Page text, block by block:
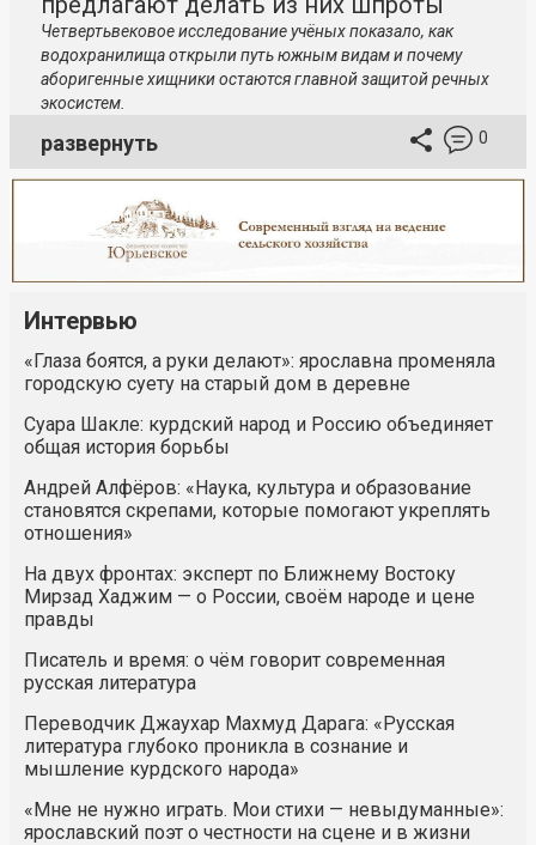
Четвертьвековое исследование учёных показало, как
водохранилища открыли путь южным видам и почему
аборигенные хищники остаются главной защитой речных
экосистем.
развернуть 0
Интервью
«Глаза боятся, а руки делают»: ярославна променяла
городскую суету на старый дом в деревне
Суара Шакле: курдский народ и Россию объединяет
общая история борьбы
Андрей Алфёров: «Наука, культура и образование
становятся скрепами, которые помогают укреплять
отношения»
На двух фронтах: эксперт по Ближнему Востоку
Мирзад Хаджим — о России, своём народе и цене
правды
Писатель и время: о чём говорит современная
русская литература
Переводчик Джаухар Махмуд Дарага: «Русская
литература глубоко проникла в сознание и
мышление курдского народа»
«Мне не нужно играть. Мои стихи — невыдуманные»:
ярославский поэт о честности на сцене и в жизни